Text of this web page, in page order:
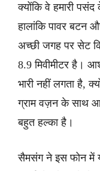
क्योंकि वे हमारी
हालांकि पावर बटन
अच्छी जगह पर सेट
8.9 मिवीमीटर है।
भारी नहीं लगता है,
ग्राम वज़न के साथ
बहुत हल्का है।
सैमसंग ने इस फोन में